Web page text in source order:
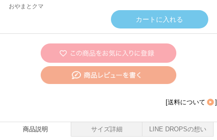
おやまとクマ
[送料について ]
商品説明 サイズ詳細 LINE DROPSの想い